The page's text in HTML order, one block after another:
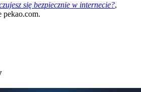
się bezpiecznie w internecie?,
pekao.com.